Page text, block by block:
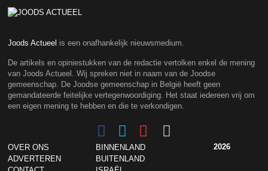
Joods Actueel is een onafhankelijk nieuwsmedium.
De artikels en opiniestukken van de redactie vertolken enkel de mening
van Joods Actueel. Wij spreken niet in naam van de Joodse
gemeenschap. De Joodse gemeenschap in België heeft geen
gemandateerde feitelijke vertegenwoordiging. Het staat iedereen vrij om
een eigen mening te hebben en die te verkondigen.
OVER ONS
ADVERTEREN
BINNENLAND
BUITENLAND
2026